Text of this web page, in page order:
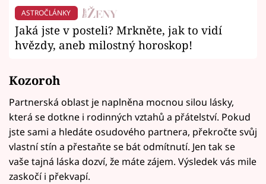
ASTROČLÁNKY
Jaká jste v posteli? Mrkněte, jak to vidí
hvězdy, aneb milostný horoskop!
Kozoroh
Partnerská oblast je naplněna mocnou silou lásky,
která se dotkne i rodinných vztahů a přátelství. Pokud
jste sami a hledáte osudového partnera, překročte svůj
vlastní stín a přestaňte se bát odmítnutí. Jen tak se
vaše tajná láska dozví, že máte zájem. Výsledek vás mile
zaskočí i překvapí.